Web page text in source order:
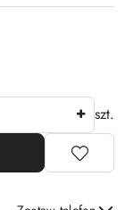
szt.